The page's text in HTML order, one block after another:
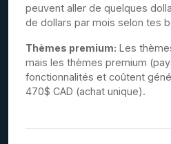
peuvent aller de quelques
de dollars par mois selon tes
Thèmes premium: Les
mais les thèmes premium
fonctionnalités et coûtent
470$ CAD (achat unique).